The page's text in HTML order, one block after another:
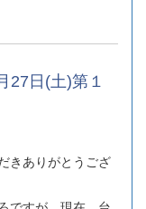
日(土)第１
きありがとうござ